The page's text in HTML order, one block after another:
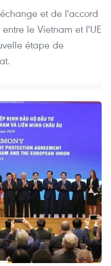
et de l'accord
le Vietnam et l'UE
étape de